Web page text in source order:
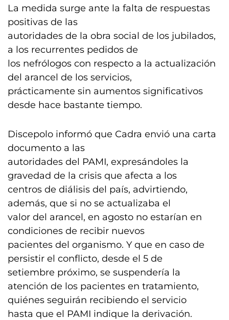
La medida surge ante la falta de respuestas
positivas de las
autoridades de la obra social de los jubilados,
a los recurrentes pedidos de
los nefrólogos con respecto a la actualización
del arancel de los servicios,
prácticamente sin aumentos significativos
desde hace bastante tiempo.
Discepolo informó que Cadra envió una carta
documento a las
autoridades del PAMI, expresándoles la
gravedad de la crisis que afecta a los
centros de diálisis del país, advirtiendo,
además, que si no se actualizaba el
valor del arancel, en agosto no estarían en
condiciones de recibir nuevos
pacientes del organismo. Y que en caso de
persistir el conflicto, desde el 5 de
setiembre próximo, se suspendería la
atención de los pacientes en tratamiento,
quiénes seguirán recibiendo el servicio
hasta que el PAMI indique la derivación.